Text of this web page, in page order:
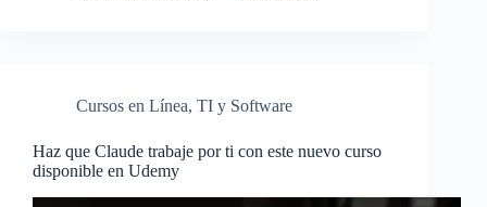
Cursos en Línea, TI y Software
Haz que Claude trabaje por ti con este nuevo curso
disponible en Udemy